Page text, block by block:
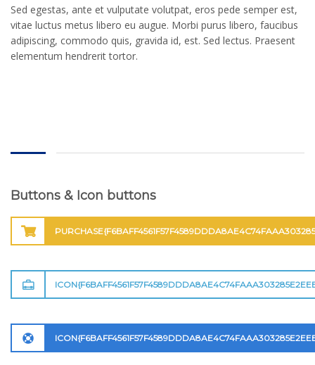
Sed egestas, ante et vulputate volutpat, eros pede semper est,
vitae luctus metus libero eu augue. Morbi purus libero, faucibus
adipiscing, commodo quis, gravida id, est. Sed lectus. Praesent
elementum hendrerit tortor.
Buttons & Icon buttons